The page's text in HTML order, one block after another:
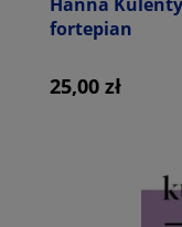
fortepian
25,00 zł